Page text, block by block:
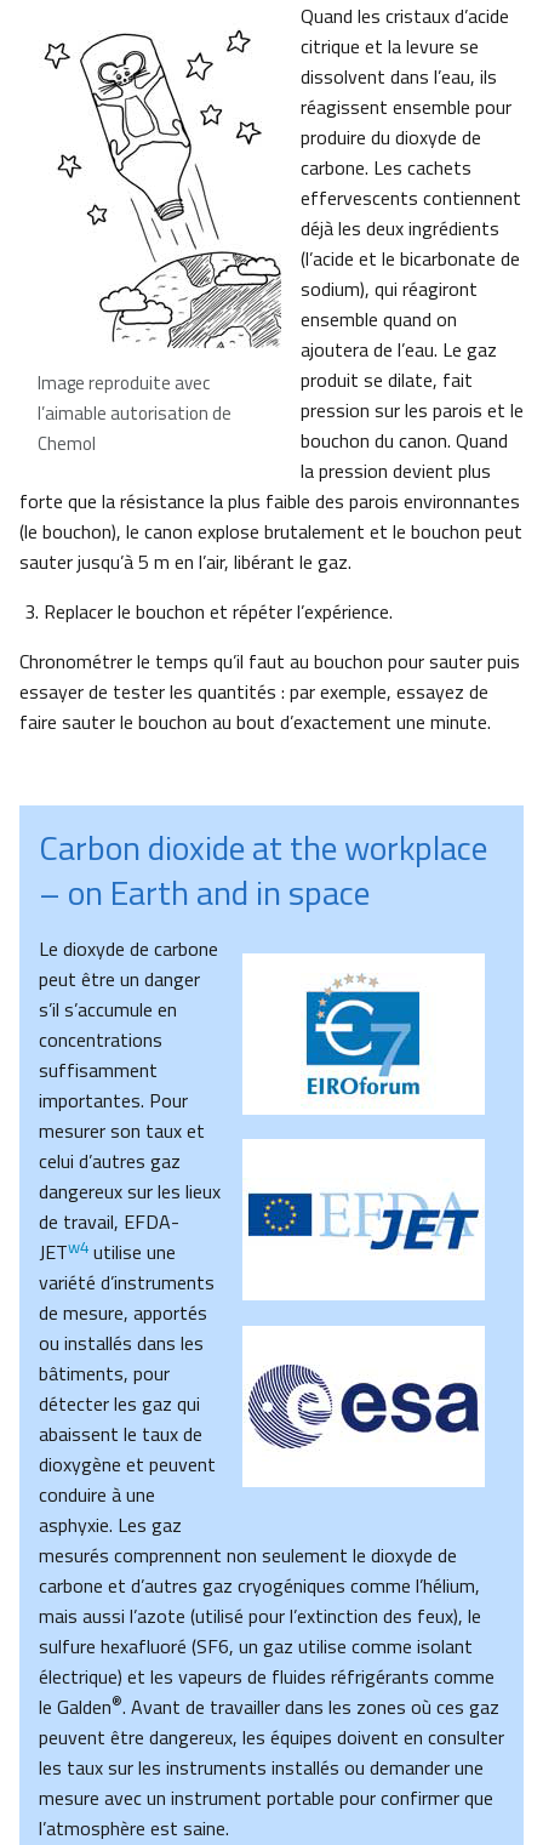
Image reproduite avec
l’aimable autorisation de
Chemol
Quand les cristaux d’acide
citrique et la levure se
dissolvent dans l’eau, ils
réagissent ensemble pour
produire du dioxyde de
carbone. Les cachets
effervescents contiennent
déjà les deux ingrédients
(l’acide et le bicarbonate de
sodium), qui réagiront
ensemble quand on
ajoutera de l’eau. Le gaz
produit se dilate, fait
pression sur les parois et le
bouchon du canon. Quand
la pression devient plus
forte que la résistance la plus faible des parois environnantes
(le bouchon), le canon explose brutalement et le bouchon peut
sauter jusqu’à 5 m en l’air, libérant le gaz.
Replacer le bouchon et répéter l’expérience.
Chronométrer le temps qu’il faut au bouchon pour sauter puis
essayer de tester les quantités : par exemple, essayez de
faire sauter le bouchon au bout d’exactement une minute.
Carbon dioxide at the workplace
– on Earth and in space
Le dioxyde de carbone
peut être un danger
s’il s’accumule en
concentrations
suffisamment
importantes. Pour
mesurer son taux et
celui d’autres gaz
dangereux sur les lieux
de travail, EFDA-
JETw4 utilise une
variété d’instruments
de mesure, apportés
ou installés dans les
bâtiments, pour
détecter les gaz qui
abaissent le taux de
dioxygène et peuvent
conduire à une
asphyxie. Les gaz
mesurés comprennent non seulement le dioxyde de
carbone et d’autres gaz cryogéniques comme l’hélium,
mais aussi l’azote (utilisé pour l’extinction des feux), le
sulfure hexafluoré (SF6, un gaz utilise comme isolant
électrique) et les vapeurs de fluides réfrigérants comme
le Galden®. Avant de travailler dans les zones où ces gaz
peuvent être dangereux, les équipes doivent en consulter
les taux sur les instruments installés ou demander une
mesure avec un instrument portable pour confirmer que
l’atmosphère est saine.